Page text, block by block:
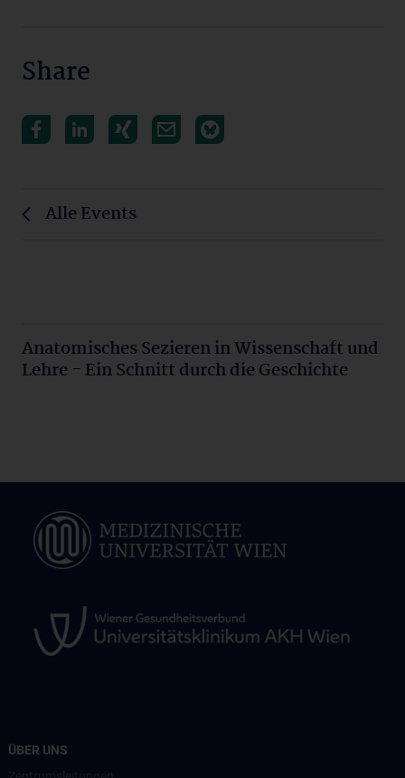
Share
Alle Events
Anatomisches Sezieren in Wissenschaft und
Lehre - Ein Schnitt durch die Geschichte
ÜBER UNS